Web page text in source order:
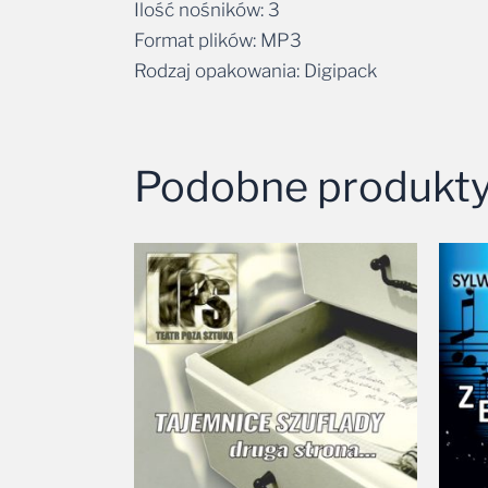
Ilość nośników: 3
Format plików: MP3
Rodzaj opakowania: Digipack
Podobne